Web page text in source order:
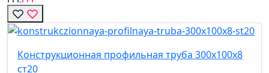
Конструкционная профильная труба 300х100х8
ст20